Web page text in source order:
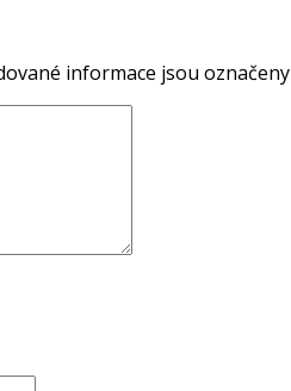
informace jsou označeny